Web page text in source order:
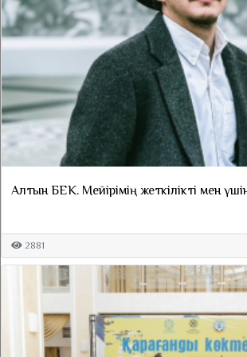
Алтын БЕК. Мейірімің жеткілікті мен
2881